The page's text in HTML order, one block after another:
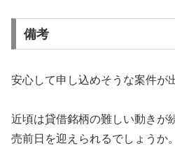
備考
安心して申し込めそうな案件が
近頃は貸借銘柄の難しい動きが
売前日を迎えられるでしょうか。